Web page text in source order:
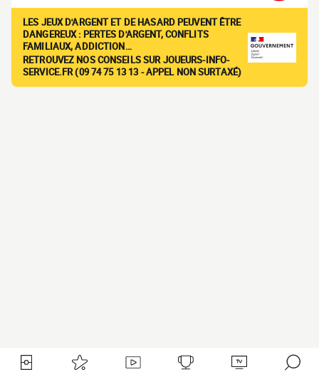
LES JEUX D'ARGENT ET DE HASARD PEUVENT ÊTRE
DANGEREUX : PERTES D'ARGENT, CONFLITS
FAMILIAUX, ADDICTION…
RETROUVEZ NOS CONSEILS SUR JOUEURS-INFO-
SERVICE.FR (09 74 75 13 13 - APPEL NON SURTAXÉ)